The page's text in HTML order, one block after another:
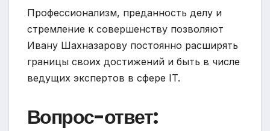
Профессионализм, преданность делу и
стремление к совершенству позволяют
Ивану Шахназарову постоянно расширять
границы своих достижений и быть в числе
ведущих экспертов в сфере IT.
Вопрос-ответ: